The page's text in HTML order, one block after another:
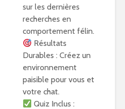
sur les dernières
recherches en
comportement félin.
Résultats
Durables : Créez un
environnement
paisible pour vous et
votre chat.
Quiz Inclus :